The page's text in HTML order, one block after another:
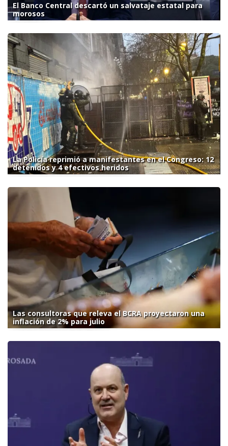
El Banco Central descartó un salvataje estatal para
morosos
La Policía reprimió a manifestantes en el Congreso: 12
detenidos y 4 efectivos heridos
Las consultoras que releva el BCRA proyectaron una
inflación de 2% para julio